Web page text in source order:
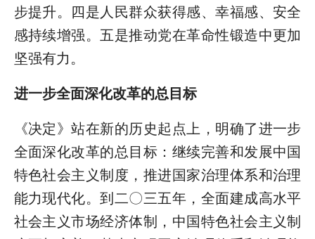
步提升。四是人民群众获得感、幸福感、安全
感持续增强。五是推动党在革命性锻造中更加
坚强有力。
进一步全面深化改革的总目标
《决定》站在新的历史起点上，明确了进一步
全面深化改革的总目标：继续完善和发展中国
特色社会主义制度，推进国家治理体系和治理
能力现代化。到二〇三五年，全面建成高水平
社会主义市场经济体制，中国特色社会主义制